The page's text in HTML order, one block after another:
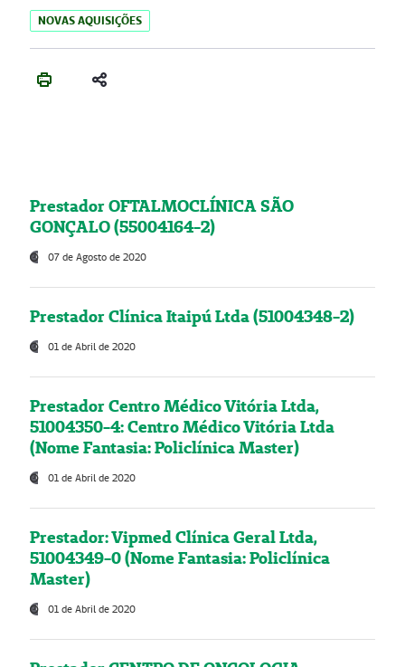
NOVAS AQUISIÇÕES
Prestador OFTALMOCLÍNICA SÃO
GONÇALO (55004164-2)
07 de Agosto de 2020
Prestador Clínica Itaipú Ltda (51004348-2)
01 de Abril de 2020
Prestador Centro Médico Vitória Ltda,
51004350-4: Centro Médico Vitória Ltda
(Nome Fantasia: Policlínica Master)
01 de Abril de 2020
Prestador: Vipmed Clínica Geral Ltda,
51004349-0 (Nome Fantasia: Policlínica
Master)
01 de Abril de 2020